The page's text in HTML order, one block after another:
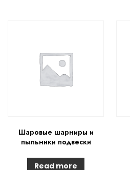
Шаровые шарниры и
пыльники подвески
Read more